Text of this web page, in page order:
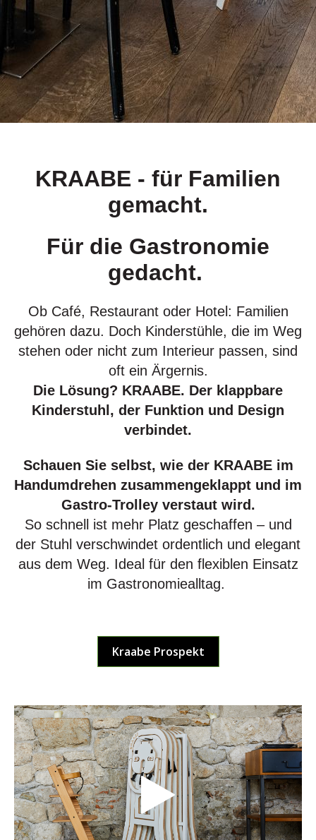
KRAABE - für Familien
gemacht.
Für die Gastronomie
gedacht.
Ob Café, Restaurant oder Hotel: Familien
gehören dazu. Doch Kinderstühle, die im Weg
stehen oder nicht zum Interieur passen, sind
oft ein Ärgernis.
Die Lösung? KRAABE. Der klappbare
Kinderstuhl, der Funktion und Design
verbindet.
Schauen Sie selbst, wie der KRAABE im
Handumdrehen zusammengeklappt und im
Gastro-Trolley verstaut wird.
So schnell ist mehr Platz geschaffen – und
der Stuhl verschwindet ordentlich und elegant
aus dem Weg. Ideal für den flexiblen Einsatz
im Gastronomiealltag.
Kraabe Prospekt